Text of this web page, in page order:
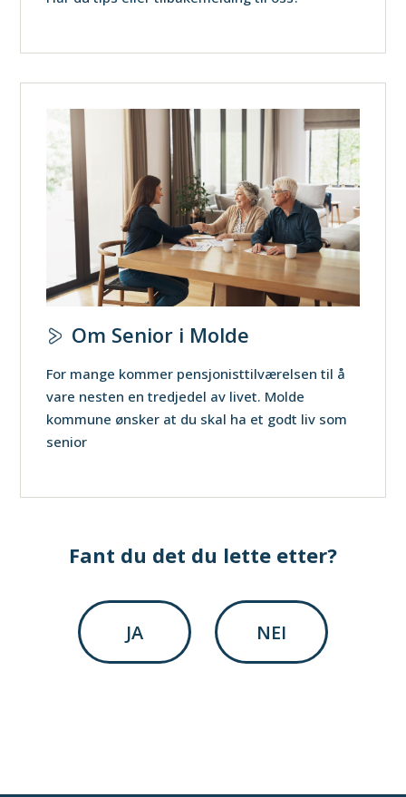
Om Senior i Molde
For mange kommer pensjonisttilværelsen til å
vare nesten en tredjedel av livet. Molde
kommune ønsker at du skal ha et godt liv som
senior
Fant du det du lette etter?
JA NEI